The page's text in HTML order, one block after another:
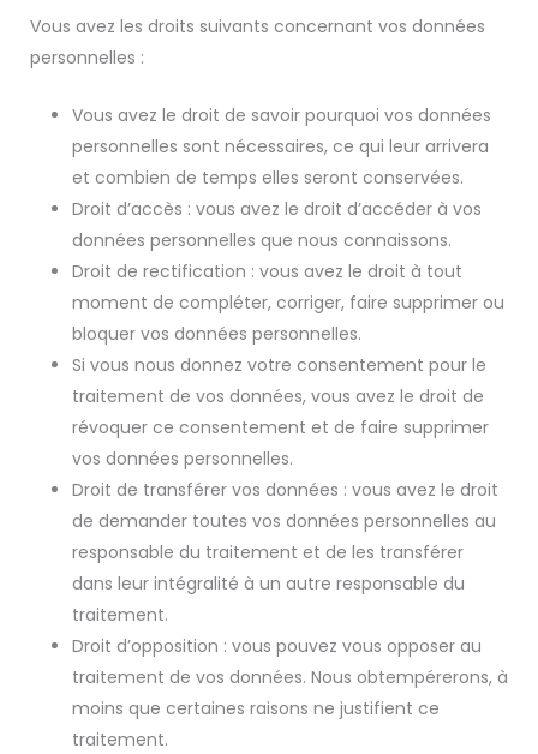
Vous avez les droits suivants concernant vos données
personnelles :
Vous avez le droit de savoir pourquoi vos données
personnelles sont nécessaires, ce qui leur arrivera
et combien de temps elles seront conservées.
Droit d’accès : vous avez le droit d’accéder à vos
données personnelles que nous connaissons.
Droit de rectification : vous avez le droit à tout
moment de compléter, corriger, faire supprimer ou
bloquer vos données personnelles.
Si vous nous donnez votre consentement pour le
traitement de vos données, vous avez le droit de
révoquer ce consentement et de faire supprimer
vos données personnelles.
Droit de transférer vos données : vous avez le droit
de demander toutes vos données personnelles au
responsable du traitement et de les transférer
dans leur intégralité à un autre responsable du
traitement.
Droit d’opposition : vous pouvez vous opposer au
traitement de vos données. Nous obtempérerons, à
moins que certaines raisons ne justifient ce
traitement.